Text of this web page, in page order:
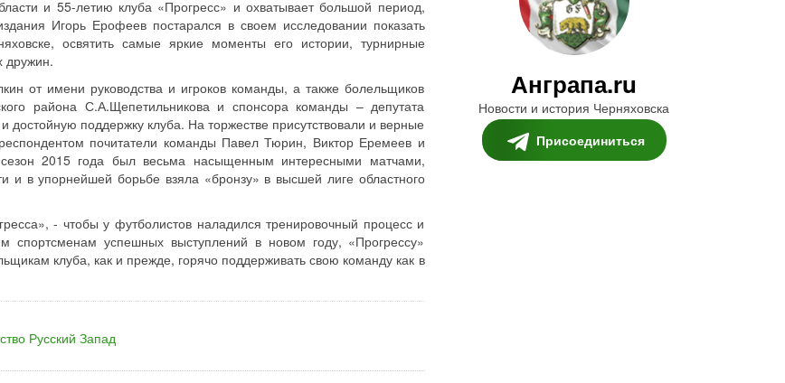
и 55-летию клуба «Прогресс» и охватывает большой период,
Игорь Ерофеев постарался в своем исследовании показать
освятить самые яркие моменты его истории, турнирные
дружин.
от имени руководства и игроков команды, а также болельщиков
района С.А.Щепетильникова и спонсора команды – депутата
поддержку клуба. На торжестве присутствовали и верные
почитатели команды Павел Тюрин, Виктор Еремеев и
2015 года был весьма насыщенным интересными матчами,
и в упорнейшей борьбе взяла «бронзу» в высшей лиге областного
- чтобы у футболистов наладился тренировочный процесс и
спортсменам успешных выступлений в новом году, «Прогрессу»
клуба, как и прежде, горячо поддерживать свою команду как в
Русский Запад
Анграпа.ru
Новости и история Черняховска
Присоединиться